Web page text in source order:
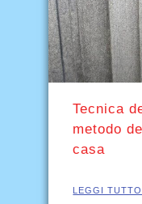
Tecnica
metodo
casa
LEGGI